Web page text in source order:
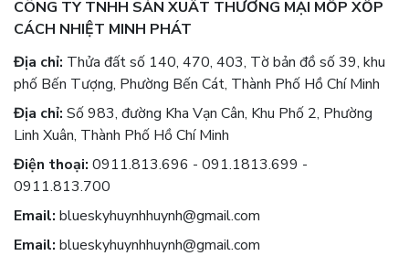
CÔNG TY TNHH SẢN XUẤT THƯƠNG MẠI MỐP XỐP
CÁCH NHIỆT MINH PHÁT
Địa chỉ: Thửa đất số 140, 470, 403, Tờ bản đồ số 39, khu
phố Bến Tượng, Phường Bến Cát, Thành Phố Hồ Chí Minh
Địa chỉ: Số 983, đường Kha Vạn Cân, Khu Phố 2, Phường
Linh Xuân, Thành Phố Hồ Chí Minh
Điện thoại: 0911.813.696 - 091.1813.699 -
0911.813.700
Email: blueskyhuynhhuynh@gmail.com
Email: blueskyhuynhhuynh@gmail.com